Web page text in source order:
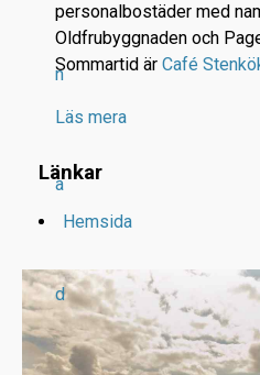
n
a
d
personalbostäder med
Oldfrubyggnaden och
Sommartid är Café
Läs mera
Länkar
Hemsida